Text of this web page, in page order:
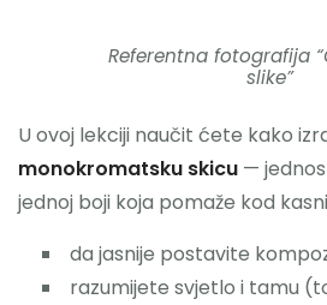
Referentna fotografija
slike”
U ovoj lekciji naučit ćete kako
monokromatsku skicu —
jednoj boji koja pomaže kod
da jasnije postavite
razumijete svjetlo i tamu